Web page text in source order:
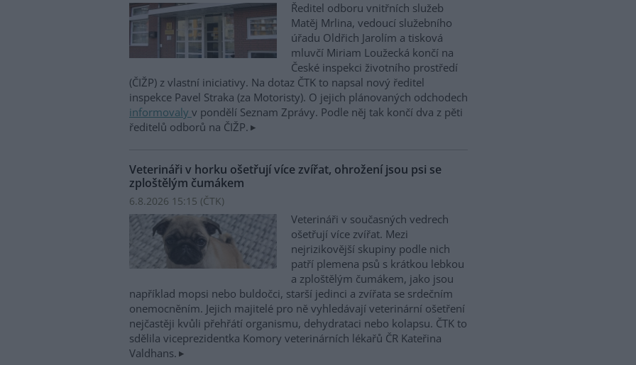
Ředitel odboru vnitřních služeb
Matěj Mrlina, vedoucí služebního
úřadu Oldřich Jarolím a tisková
mluvčí Miriam Loužecká končí na
České inspekci životního prostředí
(ČIŽP) z vlastní iniciativy. Na dotaz ČTK to napsal nový ředitel
inspekce Pavel Straka (za Motoristy). O jejich plánovaných odchodech
informovaly v pondělí Seznam Zprávy. Podle něj tak končí dva z pěti
ředitelů odborů na ČIŽP.
Veterináři v horku ošetřují více zvířat, ohrožení jsou psi se
zploštělým čumákem
6.8.2026 15:15 (ČTK)
Veterináři v současných vedrech
ošetřují více zvířat. Mezi
nejrizikovější skupiny podle nich
patří plemena psů s krátkou lebkou
a zploštělým čumákem, jako jsou
například mopsi nebo buldočci, starší jedinci a zvířata se srdečním
onemocněním. Jejich majitelé pro ně vyhledávají veterinární ošetření
nejčastěji kvůli přehřátí organismu, dehydrataci nebo kolapsu. ČTK to
sdělila viceprezidentka Komory veterinárních lékařů ČR Kateřina
Valdhans.